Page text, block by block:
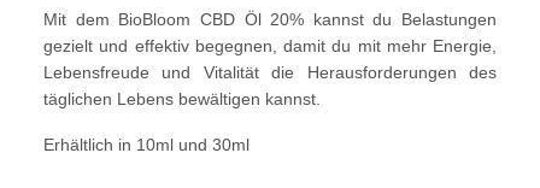
Mit dem BioBloom CBD Öl 20% kannst du Belastungen
gezielt und effektiv begegnen, damit du mit mehr Energie,
Lebensfreude und Vitalität die Herausforderungen des
täglichen Lebens bewältigen kannst.
Erhältlich in 10ml und 30ml